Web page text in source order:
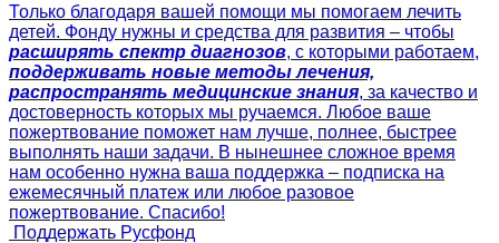
Только благодаря вашей помощи мы помогаем лечить
детей. Фонду нужны и средства для развития – чтобы
расширять спектр диагнозов, с которыми работаем,
поддерживать новые методы лечения,
распространять медицинские знания, за качество и
достоверность которых мы ручаемся. Любое ваше
пожертвование поможет нам лучше, полнее, быстрее
выполнять наши задачи. В нынешнее сложное время
нам особенно нужна ваша поддержка – подписка на
ежемесячный платеж или любое разовое
пожертвование. Спасибо!
Поддержать Русфонд